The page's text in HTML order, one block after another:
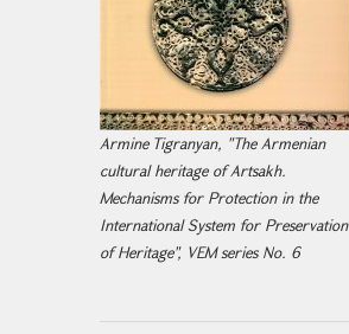
Armine Tigranyan, "The Armenian
cultural heritage of Artsakh.
Mechanisms for Protection in the
International System for Preservation
of Heritage", VEM series No. 6